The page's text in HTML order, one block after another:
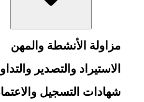
مزاولة الأنشطة والمهن
الاستيراد والتصدير
شهادات التسجيل